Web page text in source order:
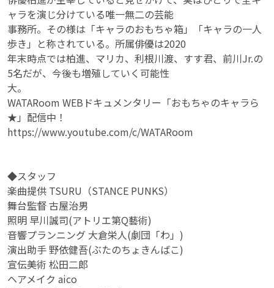
ャラを演じ分けている唯一無二の芸能
事務所。その様は「キャラのおもちゃ箱」「キャラの一人
歩き」と称されている。所属俳優は2020
年末時点では柏進、マリカ、利根川渡、すす君、前川Jr.の
5名だが、今後も増殖していく可能性
大。
WATARoom WEBドキュメンタリー「おもちゃのキャラら
★」配信中！
https://www.youtube.com/c/WATARoom
◆スタッフ
楽曲提供 TSURU（STANCE PUNKS）
舞台監督 古屋治男
照明 早川誠司(アトリエ第Q藝術)
音響プランニング 大倉栄人(劇団「わ」)
演出助手 野依健吾(ぶたのちょきんばこ)
宣伝美術 松田二郎
ヘアメイク aico